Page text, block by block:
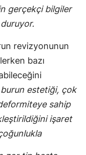
gerçekçi bilgiler
revizyonunun
bazı
estetiği, çok
sahip
işaret